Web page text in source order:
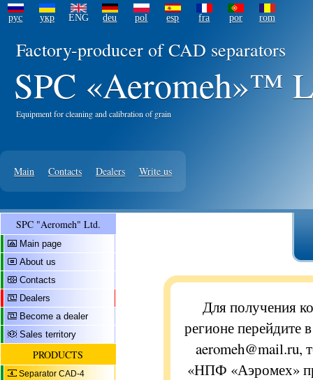
рус укр ENG deu pol esp fra por rom
Factory-producer of CAD separators
SPC «Aeromeh»™
Equipment for cleaning and calibration of grain
Main Contacts Dealers Write us
SPC "Aeromeh" Ltd.
Main page
About us
Contacts
Dealers
Become a dealer
Sales territory
PRODUCTS
Separator CAD-4
Для получения
регионе перейдите
aeromeh@mail.ru,
«НПФ «Аэромех»